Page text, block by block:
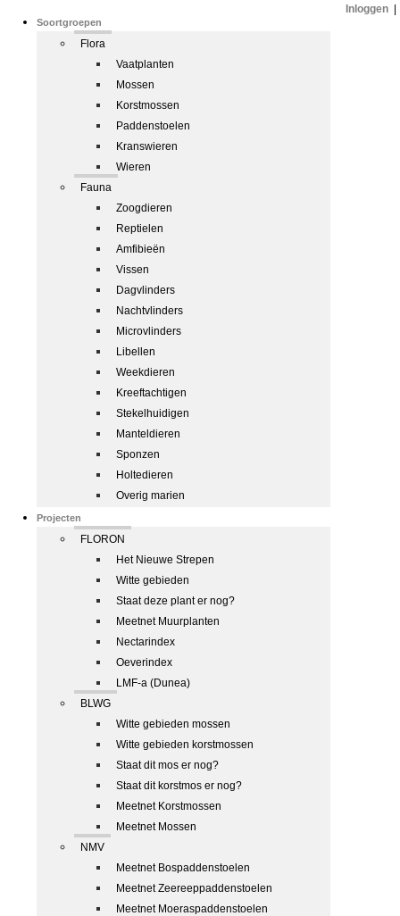
Soortgroepen
Flora
Vaatplanten
Mossen
Korstmossen
Paddenstoelen
Kranswieren
Wieren
Fauna
Zoogdieren
Reptielen
Amfibieën
Vissen
Dagvlinders
Nachtvlinders
Microvlinders
Libellen
Weekdieren
Kreeftachtigen
Stekelhuidigen
Manteldieren
Sponzen
Holtedieren
Overig marien
Projecten
FLORON
Het Nieuwe Strepen
Witte gebieden
Staat deze plant er nog?
Meetnet Muurplanten
Nectarindex
Oeverindex
LMF-a (Dunea)
BLWG
Witte gebieden mossen
Witte gebieden korstmossen
Staat dit mos er nog?
Staat dit korstmos er nog?
Meetnet Korstmossen
Meetnet Mossen
NMV
Meetnet Bospaddenstoelen
Meetnet Zeereeppaddenstoelen
Meetnet Moeraspaddenstoelen
Inloggen